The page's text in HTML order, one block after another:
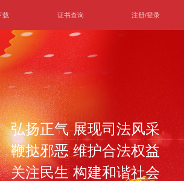
载 证书查询 注册/登录
弘扬正气 展现司法风采
鞭挞邪恶 维护合法权益
关注民生 构建和谐社会